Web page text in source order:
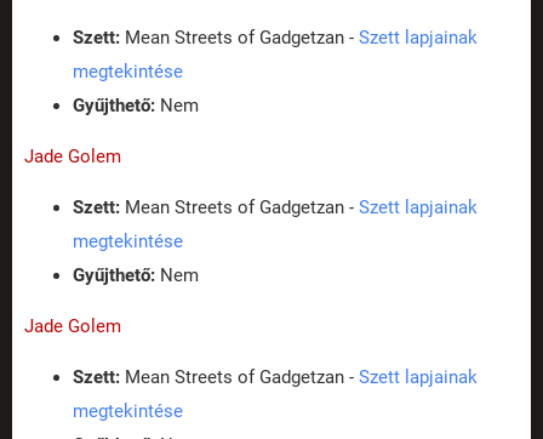
Szett: Mean Streets of Gadgetzan - Szett lapjainak
megtekintése
Gyűjthető: Nem
Jade Golem
Szett: Mean Streets of Gadgetzan - Szett lapjainak
megtekintése
Gyűjthető: Nem
Jade Golem
Szett: Mean Streets of Gadgetzan - Szett lapjainak
megtekintése